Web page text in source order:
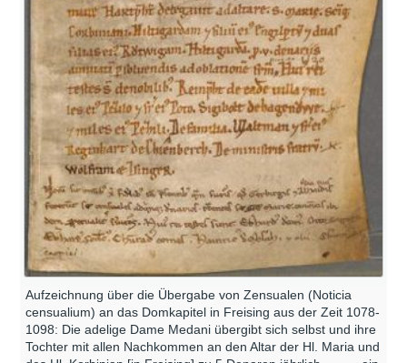
Aufzeichnung über die Übergabe von Zensualen (Noticia
censualium) an das Domkapitel in Freising aus der Zeit 1078-
1098: Die adelige Dame Medani übergibt sich selbst und ihre
Tochter mit allen Nachkommen an den Altar der Hl. Maria und